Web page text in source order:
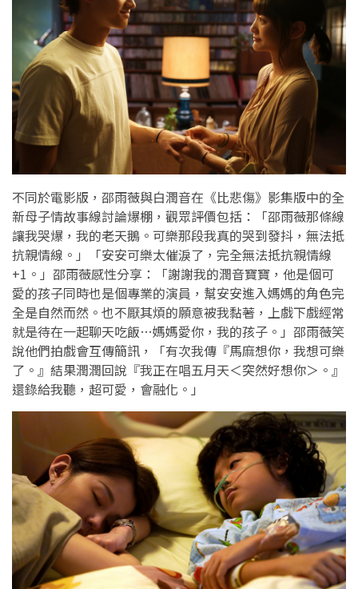
不同於電影版，邵雨薇與白潤音在《比悲傷》影集版中的全
新母子情故事線討論爆棚，觀眾評價包括：「邵雨薇那條線
讓我哭爆，我的老天鵝。可樂那段我真的哭到發抖，無法抵
抗親情線。」「安安可樂太催淚了，完全無法抵抗親情線
+1。」邵雨薇感性分享：「謝謝我的潤音寶寶，他是個可
愛的孩子同時也是個專業的演員，幫安安進入媽媽的角色完
全是自然而然。也不厭其煩的願意被我黏著，上戲下戲經常
就是待在一起聊天吃飯…媽媽愛你，我的孩子。」邵雨薇笑
說他們拍戲會互傳簡訊，「有次我傳『馬麻想你，我想可樂
了。』結果潤潤回說『我正在唱五月天＜突然好想你＞。』
還錄給我聽，超可愛，會融化。」